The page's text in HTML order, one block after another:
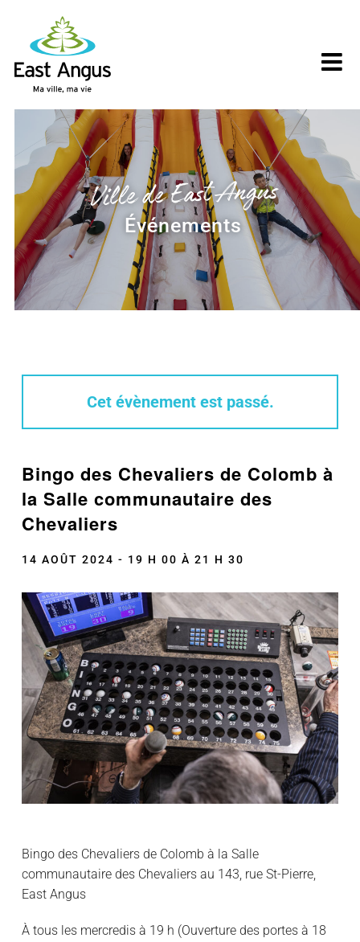
content
Ville de East Angus
Événements
Cet évènement est passé.
Bingo des Chevaliers de Colomb à
la Salle communautaire des
Chevaliers
14 AOÛT 2024 - 19 H 00 À 21 H 30
Bingo des Chevaliers de Colomb à la Salle
communautaire des Chevaliers au 143, rue St-Pierre,
East Angus
À tous les mercredis à 19 h (Ouverture des portes à 18